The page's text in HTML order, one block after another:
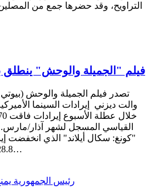
التراويح، وقد حضرها جمع من
فيلم "الجميلة والوحش" ينطلق بتحقيق 170
تصدر فيلم الجميلة والوحش
والت ديزني إيرادات السينما
القياسي المسجل لشهر آذار/مارس.
28.8 مليون دولار ويحقق إجمالي…